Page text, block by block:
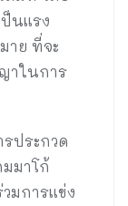
ป็นแรง
าย ที่จะ
าในการ
ประกวด
มาโก้
มการแข่ง